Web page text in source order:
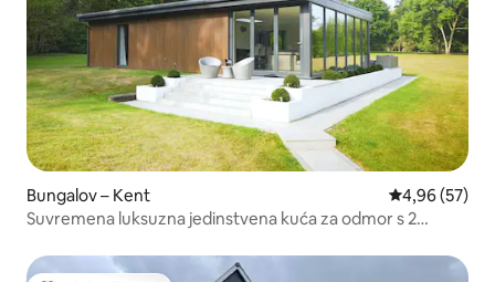
Bungalov – Kent Prosječna
4,96 (57)
Suvremena luksuzna jedinstvena kuća za odmor s 2